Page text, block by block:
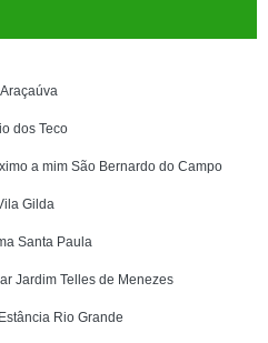
dos Teco
a mim São Bernardo do Campo
Gilda
Santa Paula
Jardim Telles de Menezes
Rio Grande